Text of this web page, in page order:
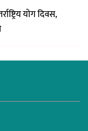
योग दिवस,